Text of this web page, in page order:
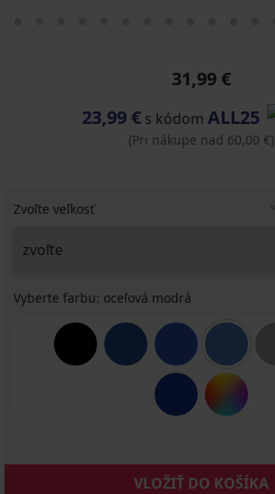
31,99 €
23,99 € s kódom ALL25
(Pri nákupe nad 60,00 €)
Zvoľte veľkosť
Vyberte farbu: oceľová modrá
VLOŽIŤ DO KOŠÍKA